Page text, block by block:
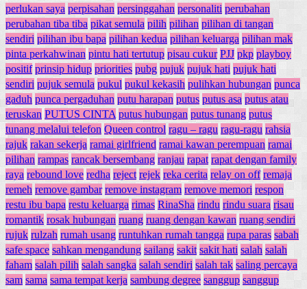
perlukan saya perpisahan persinggahan personaliti perubahan
perubahan tiba tiba pikat semula pilih pilihan pilihan di tangan
sendiri pilihan ibu bapa pilihan kedua pilihan keluarga pilihan mak
pinta perkahwinan pintu hati tertutup pisau cukur PJJ pkp playboy
positif prinsip hidup priorities pubg pujuk pujuk hati pujuk hati
sendiri pujuk semula pukul pukul kekasih pulihkan hubungan punca
gaduh punca pergaduhan putu harapan putus putus asa putus atau
teruskan PUTUS CINTA putus hubungan putus tunang putus
tunang melalui telefon Queen control ragu – ragu ragu-ragu rahsia
rajuk rakan sekerja ramai girlfriend ramai kawan perempuan ramai
pilihan rampas rancak bersembang ranjau rapat rapat dengan family
raya rebound love redha reject rejek reka cerita relay on off remaja
remeh remove gambar remove instagram remove memori respon
restu ibu bapa restu keluarga rimas RinaSha rindu rindu suara risau
romantik rosak hubungan ruang ruang dengan kawan ruang sendiri
rujuk rulzah rumah usang runtuhkan rumah tangga rupa paras sabah
safe space sahkan mengandung sailang sakit sakit hati salah salah
faham salah pilih salah sangka salah sendiri salah tak saling percaya
sam sama sama tempat kerja sambung degree sanggup sanggup